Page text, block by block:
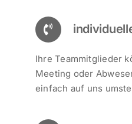
Ihre Teammitglieder
Meeting oder
einfach auf uns